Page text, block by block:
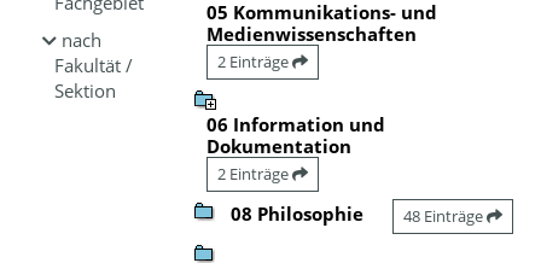
nach
Fakultät /
Sektion
05 Kommunikations- und
Medienwissenschaften
2 Einträge
06 Information und
Dokumentation
2 Einträge
08 Philosophie 48 Einträge